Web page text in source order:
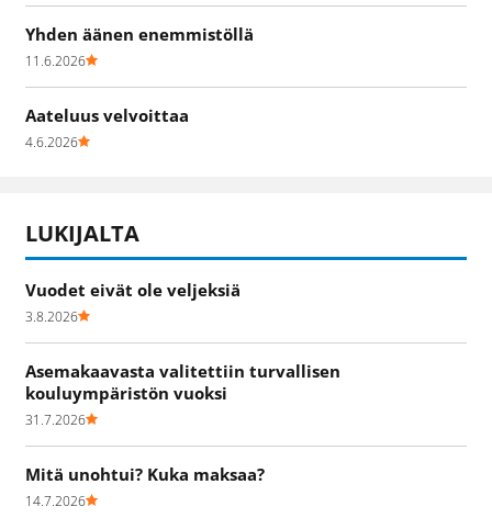
Yhden äänen enemmistöllä
11.6.2026
Aateluus velvoittaa
4.6.2026
LUKIJALTA
Vuodet eivät ole veljeksiä
3.8.2026
Asemakaavasta valitettiin turvallisen
kouluympäristön vuoksi
31.7.2026
Mitä unohtui? Kuka maksaa?
14.7.2026